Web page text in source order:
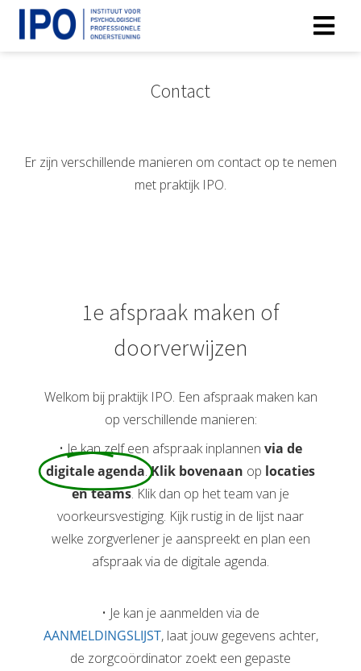
Contact
Er zijn verschillende manieren om contact op te nemen
met praktijk IPO.
1e afspraak maken of
doorverwijzen
Welkom bij praktijk IPO. Een afspraak maken kan
op verschillende manieren:
• Je kan zelf een afspraak inplannen via de
digitale agenda.Klik bovenaan op locaties
en teams. Klik dan op het team van je
voorkeursvestiging. Kijk rustig in de lijst naar
welke zorgverlener je aanspreekt en plan een
afspraak via de digitale agenda.
• Je kan je aanmelden via de
AANMELDINGSLIJST, laat jouw gegevens achter,
de zorgcoördinator zoekt een gepaste